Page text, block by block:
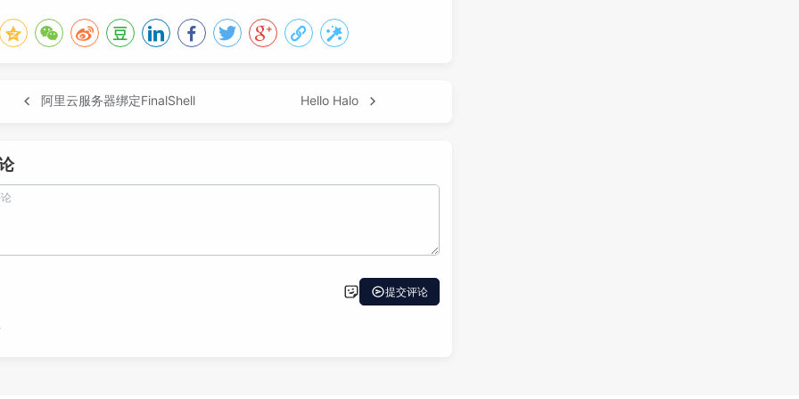
阿里云服务器绑定FinalShell Hello Halo